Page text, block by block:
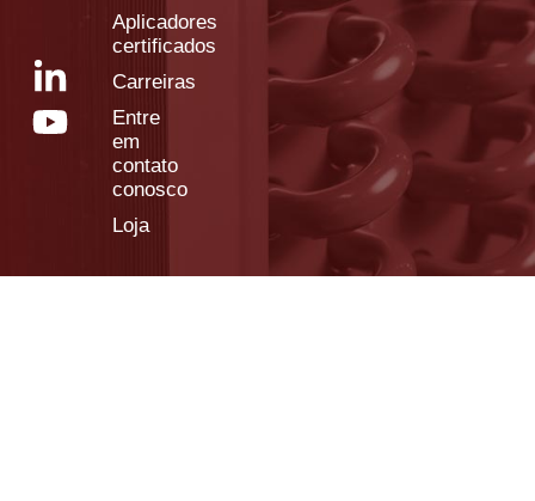
Aplicadores
certificados
Carreiras
Entre
em
contato
conosco
Loja